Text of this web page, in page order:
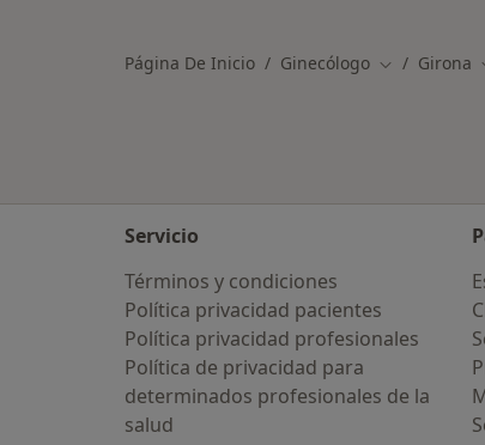
Página De Inicio Ginecólogo Cambiar de
Girona
Servicio
Términos y condiciones
Política privacidad pacientes
Política privacidad profesionales
Política de privacidad para
determinados profesionales de la
salud